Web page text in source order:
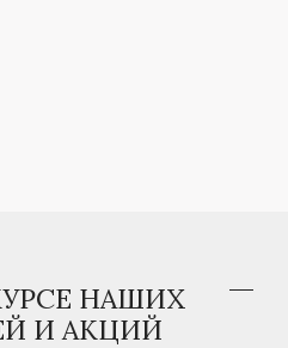
НАШИХ
И АКЦИЙ